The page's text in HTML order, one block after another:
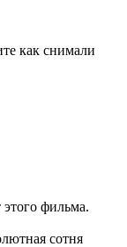
как снимали
фильма.
сотня